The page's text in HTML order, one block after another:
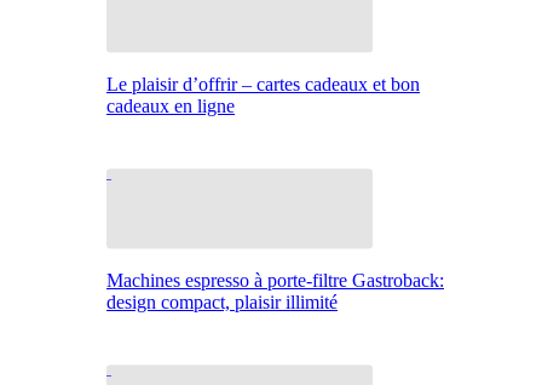
Le plaisir d’offrir – cartes cadeaux et bon
cadeaux en ligne
Machines espresso à porte-filtre Gastroback:
design compact, plaisir illimité